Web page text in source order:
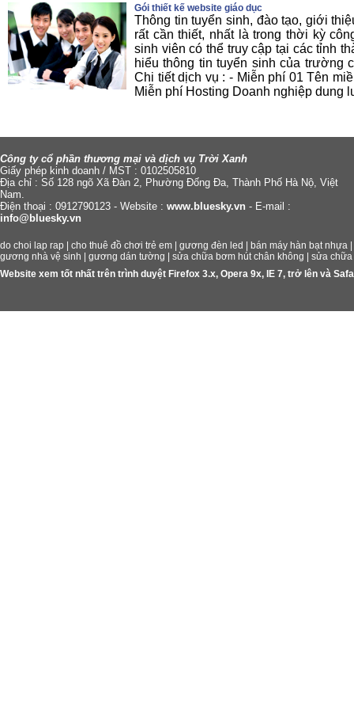
Gói thiết kế website giáo dục
Thông tin tuyển sinh, đào tạo, giới
rất cần thiết, nhất là trong thời kỳ
sinh viên có thể truy cập tại các tỉnh
hiểu thông tin tuyển sinh của trường
Chi tiết dịch vụ : - Miễn phí 01 Tên
Miễn phí Hosting Doanh nghiệp dung
Công ty cổ phần thương mại và dịch vụ Trời Xanh
Giấy phép kinh doanh / MST : 0102505810
Địa chỉ : Số 128 ngõ Xã Đàn 2, Phường Đống Đa, Thành Phố Hà Nộ, Việt
Nam.
Điện thoại : 0912790123 - Website : www.bluesky.vn - E-mail :
info@bluesky.vn
do choi lap rap cho thuê đồ chơi trẻ em gương đèn led bán máy hàn bạt nhựa
gương nhà vệ sinh
gương dán tường sửa chữa bơm hút chân không
sửa chữa
Website xem tốt nhất trên trình duyệt Firefox 3.x, Opera 9x, IE 7, trở lên và